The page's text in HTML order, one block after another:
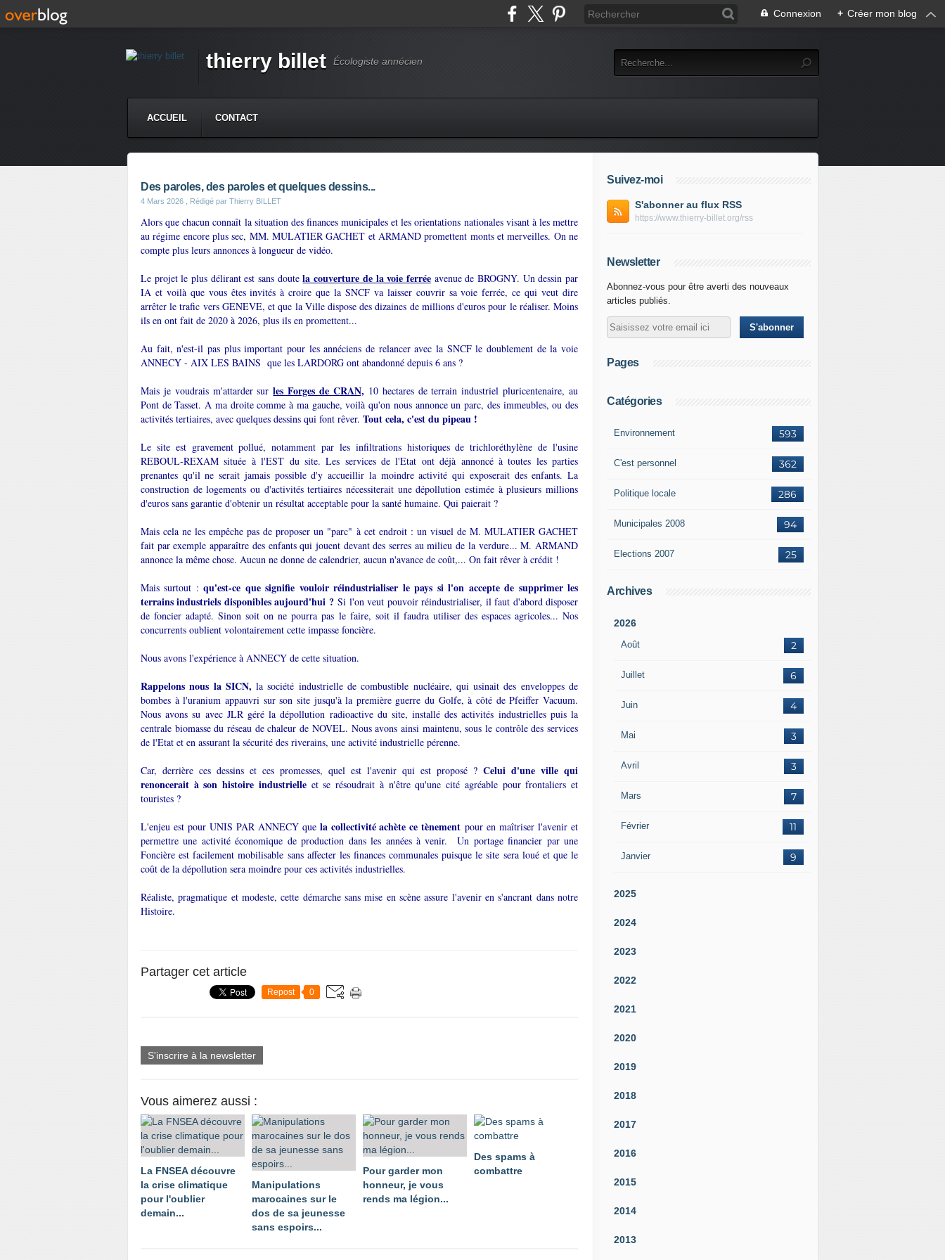
Connexion + Créer mon blog
thierry billet Écologiste annécien
ACCUEIL CONTACT
Des paroles, des paroles et quelques dessins...
4 Mars 2026 , Rédigé par Thierry BILLET
Alors que chacun connaît la situation des finances municipales et les orientations nationales visant à les mettre
au régime encore plus sec, MM. MULATIER GACHET et ARMAND promettent monts et merveilles. On ne
compte plus leurs annonces à longueur de vidéo.
Le projet le plus délirant est sans doutela couverture de la voie ferréeavenue de BROGNY. Un dessin par
IA et voilà que vous êtes invités à croire que la SNCF va laisser couvrir sa voie ferrée, ce qui veut dire
arrêter le trafic vers GENEVE, et que la Ville dispose des dizaines de millions d'euros pour le réaliser. Moins
ils en ont fait de 2020 à 2026, plus ils en promettent...
Au fait, n'est-il pas plus important pour les annéciens de relancer avec la SNCF le doublement de la voie
ANNECY - AIX LES BAINS que les LARDORG ont abandonné depuis 6 ans ?
Mais je voudrais m'attarder surles Forges de CRAN, 10 hectares de terrain industriel pluricentenaire, au
Pont de Tasset. A ma droite comme à ma gauche, voilà qu'on nous annonce un parc, des immeubles, ou des
activités tertiaires, avec quelques dessins qui font rêver. Tout cela, c'est du pipeau !
Le site est gravement pollué, notamment par les infiltrations historiques de trichloréthylène de l'usine
REBOUL-REXAM située à l'EST du site. Les services de l'Etat ont déjà annoncé à toutes les parties
prenantes qu'il ne serait jamais possible d'y accueillir la moindre activité qui exposerait des enfants. La
construction de logements ou d'activités tertiaires nécessiterait une dépollution estimée à plusieurs millions
d'euros sans garantie d'obtenir un résultat acceptable pour la santé humaine. Qui paierait ?
Mais cela ne les empêche pas de proposer un "parc" à cet endroit : un visuel de M. MULATIER GACHET
fait par exemple apparaître des enfants qui jouent devant des serres au milieu de la verdure... M. ARMAND
annonce la même chose. Aucun ne donne de calendrier, aucun n'avance de coût,... On fait rêver à crédit !
Mais surtout :qu'est-ce que signifie vouloir réindustrialiser le pays si l'on accepte de supprimer les
terrains industriels disponibles aujourd'hui ?Si l'on veut pouvoir réindustrialiser, il faut d'abord disposer
de foncier adapté. Sinon soit on ne pourra pas le faire, soit il faudra utiliser des espaces agricoles... Nos
concurrents oublient volontairement cette impasse foncière.
Nous avons l'expérience à ANNECY de cette situation.
Rappelons nous la SICN,la société industrielle de combustible nucléaire, qui usinait des enveloppes de
bombes à l'uranium appauvri sur son site jusqu'à la première guerre du Golfe, à côté de Pfeiffer Vacuum.
Nous avons su avec JLR géré la dépollution radioactive du site, installé des activités industrielles puis la
centrale biomasse du réseau de chaleur de NOVEL. Nous avons ainsi maintenu, sous le contrôle des services
de l'Etat et en assurant la sécurité des riverains, une activité industrielle pérenne.
Car, derrière ces dessins et ces promesses, quel est l'avenir qui est proposé ? Celui d'une ville qui
renoncerait à son histoire industrielle et se résoudrait à n'être qu'une cité agréable pour frontaliers et
touristes ?
L'enjeu est pour UNIS PAR ANNECY quela collectivité achète ce tènementpour en maîtriser l'avenir et
permettre une activité économique de production dans les années à venir. Un portage financier par une
Foncière est facilement mobilisable sans affecter les finances communales puisque le site sera loué et que le
coût de la dépollution sera moindre pour ces activités industrielles.
Réaliste, pragmatique et modeste, cette démarche sans mise en scène assure l'avenir en s'ancrant dans notre
Histoire.
Partager cet article
Repost 0
S'inscrire à la newsletter
Vous aimerez aussi :
La FNSEA découvre
la crise climatique
pour l'oublier
demain...
Manipulations
marocaines sur le
dos de sa jeunesse
sans espoirs...
Pour garder mon
honneur, je vous
rends ma légion...
Des spams à
combattre
Suivez-moi
S'abonner au flux RSS
https://www.thierry-billet.org/rss
Newsletter
Abonnez-vous pour être averti des nouveaux
articles publiés.
Pages
Catégories
593
Environnement
362
C'est personnel
286
Politique locale
94
Municipales 2008
25
Elections 2007
Archives
2026
Août 2
Juillet 6
Juin 4
Mai 3
Avril 3
Mars 7
Février 11
Janvier 9
2025
2024
2023
2022
2021
2020
2019
2018
2017
2016
2015
2014
2013